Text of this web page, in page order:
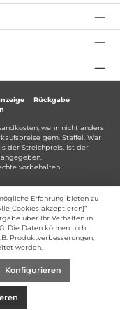
Rückgabe
, wenn nicht anders
gem. Staffel. War
der Streichpreis, ist der
vorbehalten.
Erfahrung bieten zu
Cookies akzeptieren]“
über Ihr Verhalten in
Die Daten können nicht
Produktverbesserungen,
werden.
Konfigurieren